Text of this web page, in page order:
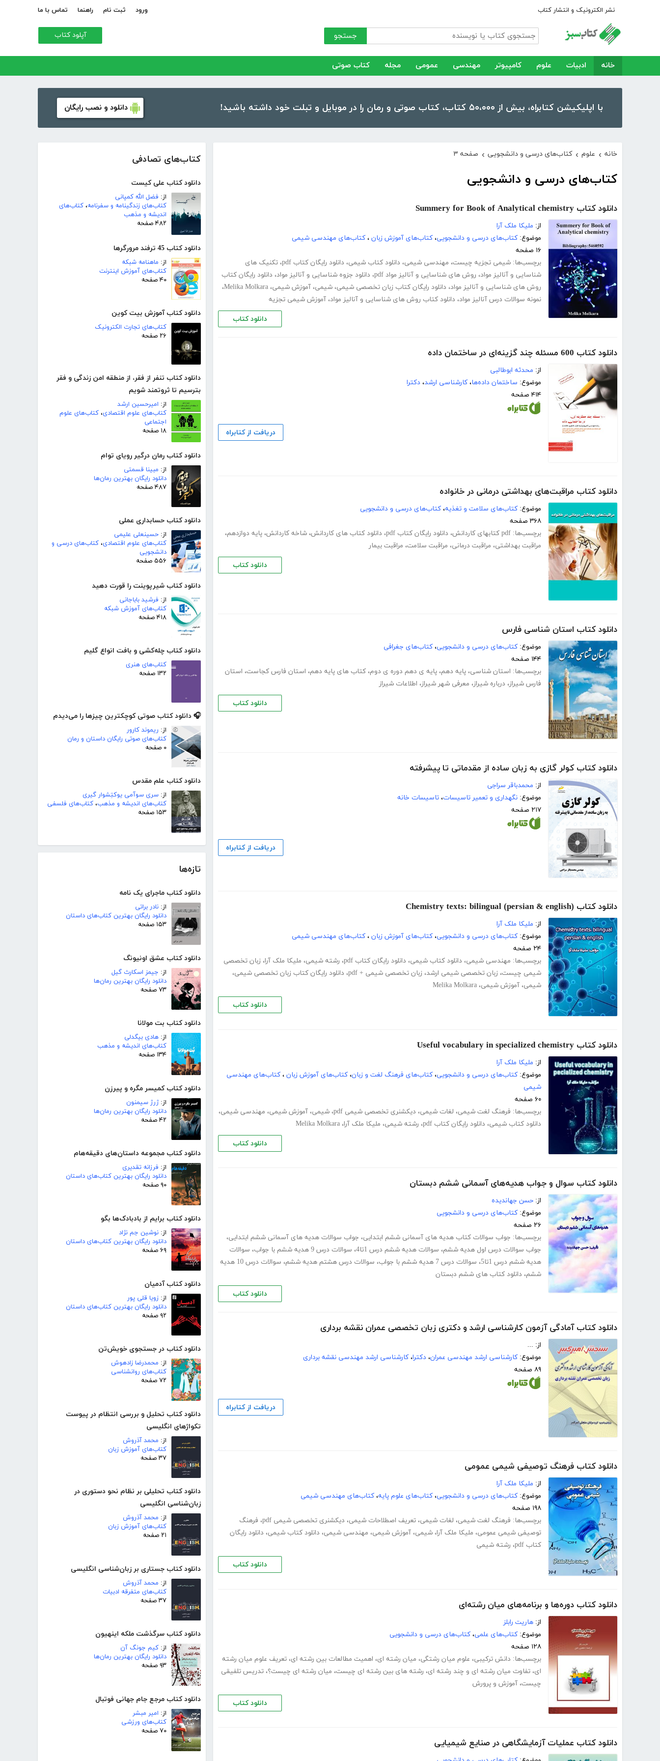
نشر الکترونیک و انتشار کتاب ورود ثبت نام راهنما تماس با ما
جستجو آپلود کتاب
خانه ادبیات علوم کامپیوتر مهندسی عمومی مجله کتاب صوتی
با اپلیکیشن کتابراه، بیش از ۵۰،۰۰۰ کتاب، کتاب صوتی و رمان را در موبایل و تبلت خود داشته باشید! دانلود و نصب رایگان
کتاب‌های تصادفی
دانلود کتاب علی کیست
از: فضل الله کمپانی
کتاب‌های زندگینامه و سفرنامه، کتاب‌های
اندیشه و مذهب
۴۸۲ صفحه
دانلود کتاب 45 ترفند مرورگرها
از: ماهنامه شبکه
کتاب‌های آموزش اینترنت
۴۰ صفحه
دانلود کتاب آموزش بیت کوین
کتاب‌های تجارت الکترونیک
۲۶ صفحه
دانلود کتاب تنفر از فقر، از منطقه امن زندگی و فقر
بترسیم تا ثروتمند شویم
از: امیرحسین ارشد
کتاب‌های علوم اقتصادی، کتاب‌های علوم
اجتماعی
۱۸ صفحه
دانلود کتاب رمان درگیر رویای توام
از: مبینا قسمتی
دانلود رایگان بهترین رمان‌ها
۴۸۷ صفحه
دانلود کتاب حسابداری عملی
از: حسینعلی علیمی
کتاب‌های علوم اقتصادی، کتاب‌های درسی و
دانشجویی
۵۵۶ صفحه
دانلود کتاب شیرپوینت را قورت دهید
از: فرشید باباجانی
کتاب‌های آموزش شبکه
۴۱۸ صفحه
دانلود کتاب چله‌کشی و بافت انواع گلیم
کتاب‌های هنری
۱۳۲ صفحه
🎧 دانلود کتاب صوتی کوچکترین چیزها را می‌دیدم
از: ریموند کارور
کتاب‌های صوتی رایگان داستان و رمان
۰ صفحه
دانلود کتاب علم مقدس
از: سری سوآمی یوکتِشوار گیری
کتاب‌های اندیشه و مذهب، کتاب‌های فلسفی
۱۵۳ صفحه
تازه‌ها
دانلود کتاب ماجرای یک نامه
از: نادر براتی
دانلود رایگان بهترین کتاب‌های داستان
۱۵۳ صفحه
دانلود کتاب عشق اونیونگ
از: جیمز اسکارث گیل
دانلود رایگان بهترین رمان‌ها
۷۳ صفحه
دانلود کتاب بت مولانا
از: هادی بیگدلی
کتاب‌های اندیشه و مذهب
۱۳۴ صفحه
دانلود کتاب کمیسر مگره و پیرزن
از:ژرژ سیمنون
دانلود رایگان بهترین رمان‌ها
۴۲ صفحه
دانلود کتاب مجموعه داستان‌های دقیقه‌هام
از: فرزانه تقدیری
دانلود رایگان بهترین کتاب‌های داستان
۹۰ صفحه
دانلود کتاب برایم از بادبادک‌ها بگو
از: نوشین جم نژاد
دانلود رایگان بهترین کتاب‌های داستان
۶۹ صفحه
دانلود کتاب آدمیان
از: زویا قلی پور
دانلود رایگان بهترین کتاب‌های داستان
۹۲ صفحه
دانلود کتاب در جستجوی خویش‌تن
از: محمدرضا زادهوش
کتاب‌های روانشناسی
۷۲ صفحه
دانلود کتاب تحلیل و بررسی انتظام در پیوست
تکواژهای انگلیسی
از: محمد آذروش
کتاب‌های آموزش زبان
۳۷ صفحه
دانلود کتاب تحلیلی بر نظام نحو دستوری در
زبان‌شناسی انگلیسی
از: محمد آذروش
کتاب‌های آموزش زبان
۲۱ صفحه
دانلود کتاب جستاری بر زبان‌شناسی انگلیسی
از: محمد آذروش
کتاب‌های متفرقه ادبیات
۳۷ صفحه
دانلود کتاب سرگذشت ملکه اینهیون
از: کیم جونگ آن
دانلود رایگان بهترین رمان‌ها
۹۳ صفحه
دانلود کتاب مرجع جام جهانی فوتبال
از: امیر مبشر
کتاب‌های ورزشی
۷۰ صفحه
خانه › علوم › کتاب‌های درسی و دانشجویی › صفحه ۳
کتاب‌های درسی و دانشجویی
دانلود کتاب Summery for Book of Analytical chemistry
از: ملیکا ملک آرا
موضوع: کتاب‌های درسی و دانشجویی، کتاب‌های آموزش زبان ، کتاب‌های مهندسی شیمی
۱۶ صفحه
برچسب‌ها: شیمی تجزیه چیست، مهندسی شیمی، دانلود کتاب شیمی، دانلود رایگان کتاب pdf ، تکنیک های
شناسایی و آنالیز مواد، روش های شناسایی و آنالیز مواد pdf ، دانلود جزوه شناسایی و آنالیز مواد، دانلود رایگان کتاب
روش های شناسایی و آنالیز مواد، دانلود رایگان کتاب زبان تخصصی شیمی، شیمی، آموزش شیمی، Melika Molkara،
نمونه سوالات درس آنالیز مواد، دانلود کتاب روش های شناسایی و آنالیز مواد، آموزش شیمی تجزیه
دانلود کتاب
دانلود کتاب 600 مسئله چند گزینه‌ای در ساختمان داده
از: محدثه ابوطالبی
موضوع: ساختمان داده‌ها، کارشناسی ارشد، دکترا
۴۱۴ صفحه
دریافت از کتابراه
دانلود کتاب مراقبت‌های بهداشتی درمانی در خانواده
موضوع: کتاب‌های سلامت و تغذیه، کتاب‌های درسی و دانشجویی
۳۶۸ صفحه
برچسب‌ها: pdf کتابهای کاردانش ، دانلود رایگان کتاب pdf ، دانلود کتاب های کاردانش، شاخه کاردانش، پایه دوازدهم،
مراقبت بهداشتی، مراقبت درمانی، مراقبت سلامت، مراقبت بیمار
دانلود کتاب
دانلود کتاب استان شناسی فارس
موضوع: کتاب‌های درسی و دانشجویی، کتاب‌های جغرافی
۱۴۴ صفحه
برچسب‌ها: استان شناسی، پایه دهم، پایه ی دهم دوره ی دوم، کتاب های پایه دهم، استان فارس کجاست، استان
فارس شیراز، درباره شیراز، معرفی شهر شیراز، اطلاعات شیراز
دانلود کتاب
دانلود کتاب کولر گازی به زبان ساده از مقدماتی تا پیشرفته
از: محمدباقر سراجی
موضوع: نگهداری و تعمیر تاسیسات، تاسیسات خانه
۲۱۷ صفحه
دریافت از کتابراه
دانلود کتاب (Chemistry texts: bilingual (persian & english
از: ملیکا ملک آرا
موضوع: کتاب‌های درسی و دانشجویی، کتاب‌های آموزش زبان ، کتاب‌های مهندسی شیمی
۲۴ صفحه
برچسب‌ها: مهندسی شیمی، دانلود کتاب شیمی، دانلود رایگان کتاب pdf ، رشته شیمی، ملیکا ملک آرا، زبان تخصصی
شیمی چیست، زبان تخصصی شیمی ارشد، زبان تخصصی شیمی + pdf ، دانلود رایگان کتاب زبان تخصصی شیمی،
شیمی، آموزش شیمی، Melika Molkara
دانلود کتاب
دانلود کتاب Useful vocabulary in specialized chemistry
از: ملیکا ملک آرا
موضوع: کتاب‌های درسی و دانشجویی، کتاب‌های فرهنگ لغت و زبان، کتاب‌های آموزش زبان ، کتاب‌های مهندسی
شیمی
۶۰ صفحه
برچسب‌ها: فرهنگ لغت شیمی، لغات شیمی، دیکشنری تخصصی شیمی pdf ، شیمی، آموزش شیمی، مهندسی شیمی،
دانلود کتاب شیمی، دانلود رایگان کتاب pdf ، رشته شیمی، ملیکا ملک آرا، Melika Molkara
دانلود کتاب
دانلود کتاب سوال و جواب هدیه‌های آسمانی ششم دبستان
از: حسن جهاندیده
موضوع: کتاب‌های درسی و دانشجویی
۲۶ صفحه
برچسب‌ها: جواب سوالات کتاب هدیه های آسمانی ششم ابتدایی، جواب سوالات هدیه های آسمانی ششم ابتدایی،
جواب سوالات درس اول هدیه ششم، سوالات هدیه ششم درس 1تا4 ، سوالات درس 9 هدیه ششم با جواب ، سوالات
هدیه ششم درس 1تا5
، سوالات درس 7 هدیه ششم با جواب ، سوالات درس هشتم هدیه ششم،
سوالات درس 10 هدیه
ششم، دانلود کتاب های ششم دبستان
دانلود کتاب
دانلود کتاب آمادگی آزمون کارشناسی ارشد و دکتری زبان تخصصی عمران نقشه برداری
از: ...
موضوع: کارشناسی ارشد مهندسی عمران، دکترا، کارشناسی ارشد مهندسی نقشه برداری
۸۹ صفحه
دریافت از کتابراه
دانلود کتاب فرهنگ توصیفی شیمی عمومی
از: ملیکا ملک آرا
موضوع: کتاب‌های درسی و دانشجویی، کتاب‌های علوم پایه، کتاب‌های مهندسی شیمی
۱۹۸ صفحه
برچسب‌ها: فرهنگ لغت شیمی، لغات شیمی، تعریف اصطلاحات شیمی، دیکشنری تخصصی شیمی pdf ، فرهنگ
توصیفی شیمی عمومی، ملیکا ملک آرا، شیمی، آموزش شیمی، مهندسی شیمی، دانلود کتاب شیمی، دانلود رایگان
کتاب pdf
، رشته شیمی
دانلود کتاب
دانلود کتاب دوره‌ها و برنامه‌های میان رشته‌ای
از: هاریت رابلز
موضوع: کتاب‌های علمی، کتاب‌های درسی و دانشجویی
۱۲۸ صفحه
برچسب‌ها: دانش ترکیبی، علوم میان رشتگی، میان رشته ای، اهمیت مطالعات بین رشته ای، تعریف علوم میان رشته
ای، تفاوت میان رشته ای و چند رشته ای، رشته های بین رشته ای چیست، میان رشته ای چیست؟، تدریس تلفیقی
چیست، آموزش و پرورش
دانلود کتاب
دانلود کتاب عملیات آزمایشگاهی در صنایع شیمیایی